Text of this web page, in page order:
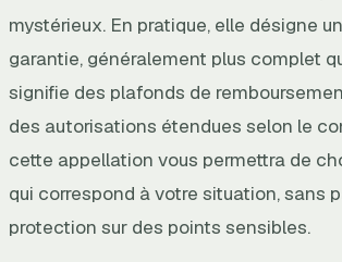
mystérieux. En pratique, elle désigne
garantie, généralement plus complet
signifie des plafonds de
des autorisations étendues selon le
cette appellation vous permettra de
qui correspond à votre situation, sans
protection sur des points sensibles.